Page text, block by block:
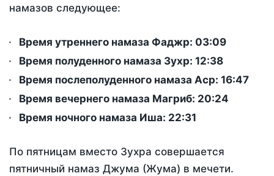
намазов следующее:
Время утреннего намаза Фаджр: 03:09
Время полуденного намаза Зухр: 12:38
Время послеполуденного намаза Аср: 16:47
Время вечернего намаза Магриб: 20:24
Время ночного намаза Иша: 22:31
По пятницам вместо Зухра совершается
пятничный намаз Джума (Жума) в мечети.